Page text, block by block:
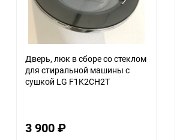
Дверь, люк в сборе со стеклом
для стиральной машины с
сушкой LG F1K2CH2T
3 900₽